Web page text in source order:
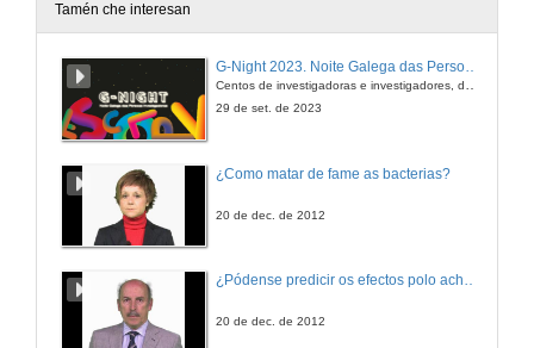
NUTRICIÓN HUMANA , Vitamina D
Tamén che interesan
G-Night 2023. Noite Galega das Persoas Investigadoras. Conciencias creativas
29 de set. de 2023
¿Como matar de fame as bacterias?
20 de dec. de 2012
¿Pódense predicir os efectos polo achegamento á Terra dos asteroides?
20 de dec. de 2012